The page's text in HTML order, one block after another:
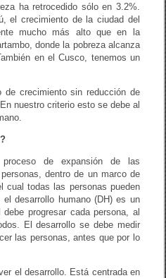
ha retrocedido sólo en 3.2%.
el crecimiento de la ciudad del
mucho más alto que en la
donde la pobreza alcanza
en el Cusco, tenemos un
de crecimiento sin reducción de
nuestro criterio esto se debe al
de expansión de las
dentro de un marco de
cual todas las personas pueden
desarrollo humano (DH) es un
progresar cada persona, al
El desarrollo se debe medir
las personas, antes que por lo
el desarrollo. Está centrada en